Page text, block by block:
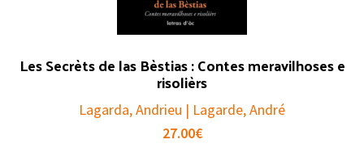
Les Secrèts de las Bèstias : Contes meravilhoses e
risolièrs
Lagarda, Andrieu | Lagarde, André
27.00€